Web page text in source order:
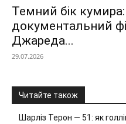
Темний бік
документальний
Джареда...
29.07.2026
Читайте також
Шарліз Терон — 51: як